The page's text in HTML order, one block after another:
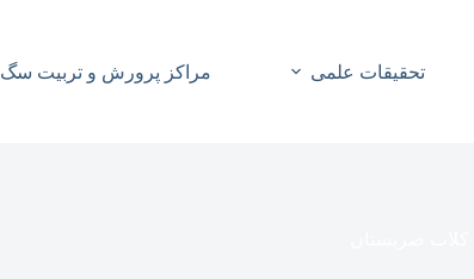
تحقیقات علمی مراکز پرورش و تربیت سگ